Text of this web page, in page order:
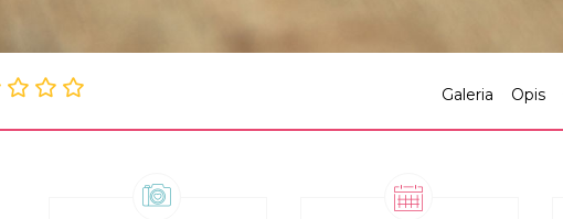
Galeria Opis